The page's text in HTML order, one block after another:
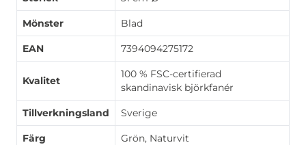
Mönster Blad
EAN 7394094275172
Kvalitet
100 % FSC-certifierad
skandinavisk björkfanér
Tillverkningsland Sverige
Färg Grön, Naturvit